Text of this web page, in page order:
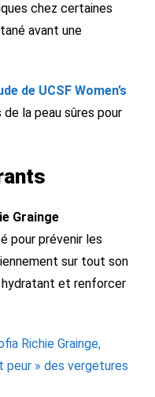
chez certaines
avant une
de UCSF Women’s
la peau sûres pour
Grainge
pour prévenir les
sur tout son
et renforcer
Richie Grainge,
peur » des vergetures